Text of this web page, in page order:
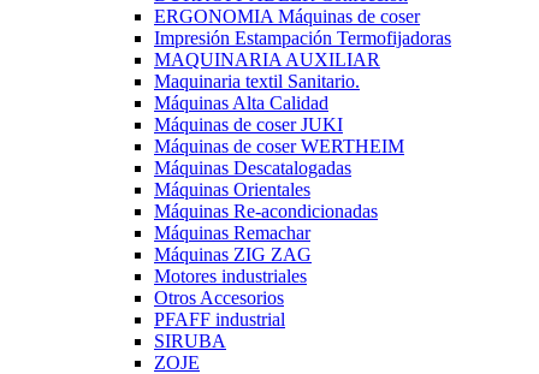
ERGONOMIA Máquinas de coser
Impresión Estampación Termofijadoras
MAQUINARIA AUXILIAR
Maquinaria textil Sanitario.
Máquinas Alta Calidad
Máquinas de coser JUKI
Máquinas de coser WERTHEIM
Máquinas Descatalogadas
Máquinas Orientales
Máquinas Re-acondicionadas
Máquinas Remachar
Máquinas ZIG ZAG
Motores industriales
Otros Accesorios
PFAFF industrial
SIRUBA
ZOJE